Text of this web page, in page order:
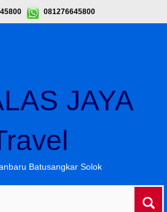
081276645800
JAYA
Batusangkar Solok